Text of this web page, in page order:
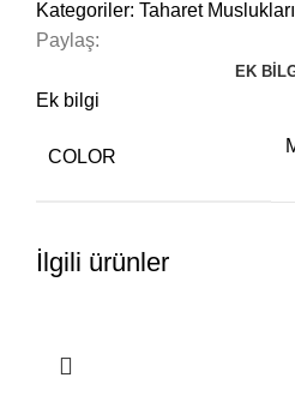
Kategoriler: Taharet Muslukları
Paylaş:
EK
Ek bilgi
COLOR
İlgili ürünler